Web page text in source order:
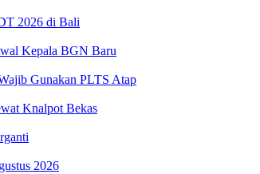
2026 di Bali
Kepala BGN Baru
Gunakan PLTS Atap
Knalpot Bekas
2026